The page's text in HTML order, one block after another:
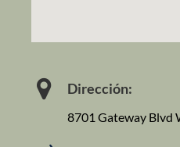
Dirección:
8701 Gateway Blvd